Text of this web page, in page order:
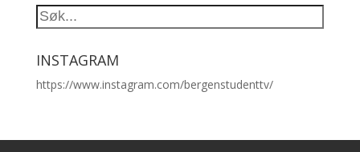
INSTAGRAM
https://www.instagram.com/bergenstudenttv/